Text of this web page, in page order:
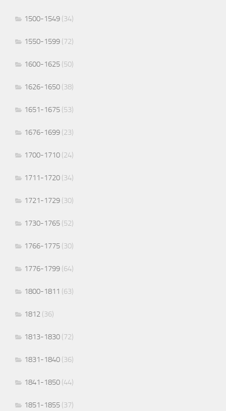
1500-1549 (34)
1550-1599 (72)
1600-1625 (50)
1626-1650 (38)
1651-1675 (53)
1676-1699 (23)
1700-1710 (24)
1711-1720 (34)
1721-1729 (30)
1730-1765 (52)
1766-1775 (30)
1776-1799 (64)
1800-1811 (63)
1812 (36)
1813-1830 (72)
1831-1840 (36)
1841-1850 (44)
1851-1855 (37)